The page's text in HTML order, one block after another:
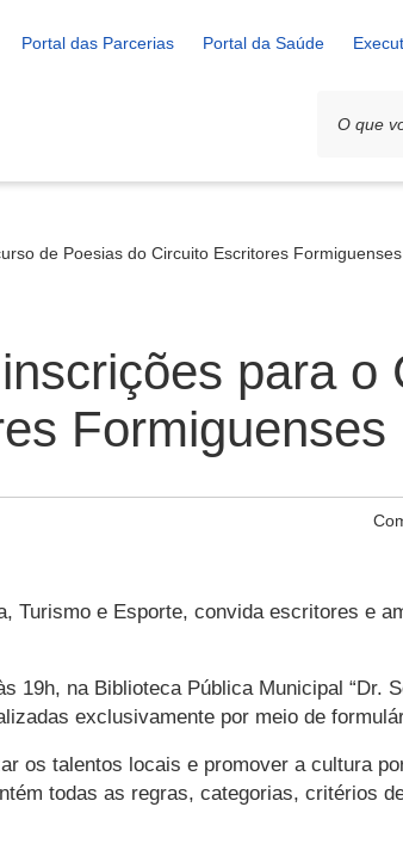
Portal das Parcerias Portal da Saúde
de Poesias do Circuito Escritores Formiguenses
para o
Formiguenses
Turismo e Esporte, convida escritores e
na Biblioteca Pública Municipal “Dr.
exclusivamente por meio de
os talentos locais e promover a cultura
todas as regras, categorias, critérios